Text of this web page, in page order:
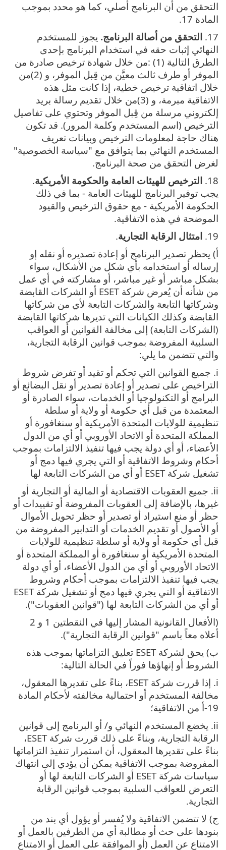
التحقق من أن البرنامج أصلي، كما هو محدد بموجب
المادة 17.
17. التحقق من أصالة البرنامج‎.‎ يجوز للمستخدم
النهائي إثبات حقه في استخدام البرنامج بإحدى
الطرق التالية‎:‎ ‎(1) ‎من خلال شهادة ترخيص صادرة من
الموفر أو طرف ثالث معيَّن من قِبل الموفر، و‎(2) ‎من
خلال اتفاقية ترخيص خطية، إذا كانت مثل هذه
الاتفاقية مبرمة، و‎(3) ‎من خلال تقديم رسالة بريد
إلكتروني مرسلة من قِبل الموفر وتحتوي على تفاصيل
الترخيص ‎(‎اسم المستخدم وكلمة المرور‎). قد تكون
هناك حاجة لمعلومات الترخيص وبيانات تعريف
المستخدم النهائي بما يتوافق مع "سياسة الخصوصية"
لغرض التحقق من صحة البرنامج.
18. الترخيص للهيئات العامة والحكومة الأمريكية.
يجب توفير البرنامج للهيئات العامة - بما في ذلك
الحكومة الأمريكية - مع حقوق الترخيص والقيود
الموضحة في هذه الاتفاقية.
19. امتثال الرقابة التجارية.
أ) يحظر تصدير البرنامج أو إعادة تصديره أو نقله إو
إرساله أو استخدامه بأي شكل من الأشكال، سواء
بشكل مباشر أو غير مباشر، أو مشاركته في أي عمل
من شأنه أن يُعرض شركة ESET أو الشركات القابضة
وشركاتها التابعة والشركات التابعة لأي من شركاتها
القابضة وكذلك الكيانات التي تديرها شركاتها القابضة
(الشركات التابعة) إلى مخالفة القوانين أو العواقب
السلبية المفروضة بموجب قوانين الرقابة التجارية،
والتي تتضمن ما يلي:
i. جميع القوانين التي تحكم أو تقيد أو تفرض شروط
التراخيص على تصدير أو إعادة تصدير أو نقل البضائع أو
البرامج أو التكنولوجيا أو الخدمات، سواء الصادرة أو
المعتمدة من قبل أي حكومة أو ولاية أو سلطة
تنظيمية للولايات المتحدة الأمريكية أو سنغافورة أو
المملكة المتحدة أو الاتحاد الأوروبي أو أي من الدول
الأعضاء، أو أي دولة يجب فيها تنفيذ الالتزامات بموجب
أحكام وشروط الاتفاقية أو التي يجري فيها دمج أو
تشغيل شركة ESET أو أي من الشركات التابعة لها
ii. جميع العقوبات الاقتصادية أو المالية أو التجارية أو
غيرها، بالإضافة إلى العقوبات المفروضة أو تقييدات أو
حظر أو منع استيراد أو تصدير أو حظر تحويل الأموال
أو الأصول أو تقديم الخدمات أو التدابير المفروضة من
قبل أي حكومة أو ولاية أو سلطة تنظيمية للولايات
المتحدة الأمريكية أو سنغافورة أو المملكة المتحدة أو
الاتحاد الأوروبي أو أي من الدول الأعضاء، أو أي دولة
يجب فيها تنفيذ الالتزامات بموجب أحكام وشروط
الاتفاقية أو التي يجري فيها دمج أو تشغيل شركة ESET
أو أي من الشركات التابعة لها ("قوانين العقوبات").
(الأفعال القانونية المشار إليها في النقطتين 1 و 2
أعلاه معاً باسم "قوانين الرقابة التجارية").
ب) يحق لشركة ESET تعليق التزاماتها بموجب هذه
الشروط أو إنهاؤها فوراً في الحالة التالية:
i. إذا قررت شركة ESET، بناءً على تقديرها المعقول،
مخالفة المستخدم أو احتمالية مخالفته لأحكام المادة
19-أ من الاتفاقية؛
ii. يخضع المستخدم النهائي و/ أو البرنامج إلى قوانين
الرقابة التجارية، وبناءً على ذلك قررت شركة ESET،
بناءً على تقديرها المعقول، أن استمرار تنفيذ التزاماتها
المفروضة بموجب الاتفاقية يمكن أن يؤدي إلى انتهاك
سياسات شركة ESET أو الشركات التابعة لها أو
التعرض للعواقب السلبية بموجب قوانين الرقابة
التجارية.
ج) لا تتضمن الاتفاقية ولا يُفسر أو يؤول أي بند من
بنودها على حث أو مطالبة أي من الطرفين بالعمل أو
الامتناع عن العمل (أو الموافقة على العمل أو الامتناع